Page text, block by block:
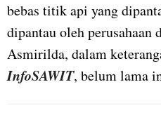
bebas titik api yang
dipantau oleh perusahaan
Asmirilda, dalam
InfoSAWIT, belum lama